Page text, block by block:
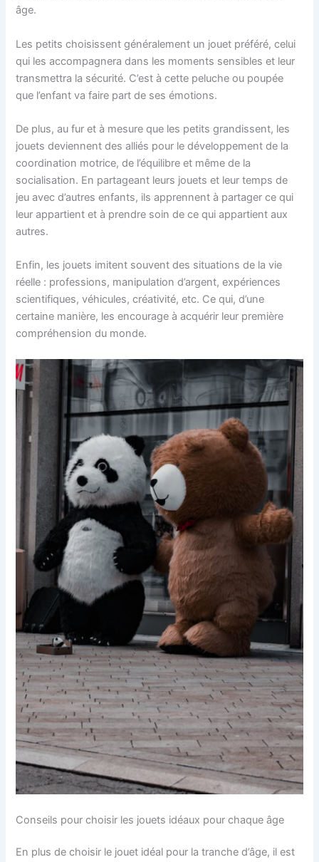
âge.
Les petits choisissent généralement un jouet préféré, celui
qui les accompagnera dans les moments sensibles et leur
transmettra la sécurité. C’est à cette peluche ou poupée
que l’enfant va faire part de ses émotions.
De plus, au fur et à mesure que les petits grandissent, les
jouets deviennent des alliés pour le développement de la
coordination motrice, de l’équilibre et même de la
socialisation. En partageant leurs jouets et leur temps de
jeu avec d’autres enfants, ils apprennent à partager ce qui
leur appartient et à prendre soin de ce qui appartient aux
autres.
Enfin, les jouets imitent souvent des situations de la vie
réelle : professions, manipulation d’argent, expériences
scientifiques, véhicules, créativité, etc. Ce qui, d’une
certaine manière, les encourage à acquérir leur première
compréhension du monde.
Conseils pour choisir les jouets idéaux pour chaque âge
En plus de choisir le jouet idéal pour la tranche d’âge, il est